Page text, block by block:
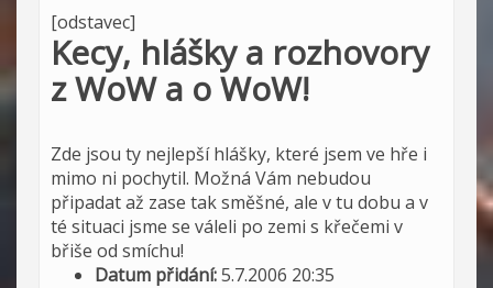
[odstavec]
Kecy, hlášky a rozhovory
z WoW a o WoW!
Zde jsou ty nejlepší hlášky, které jsem ve hře i
mimo ni pochytil. Možná Vám nebudou
připadat až zase tak směšné, ale v tu dobu a v
té situaci jsme se váleli po zemi s křečemi v
břiše od smíchu!
Datum přidání:5.7.2006 20:35